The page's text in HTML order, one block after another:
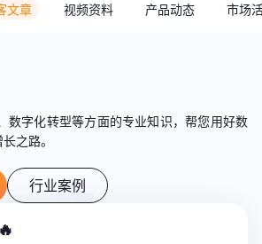
文章 视频资料 产品动态 市场
数字化转型等方面的专业知识，帮您用好数
之路。
行业案例